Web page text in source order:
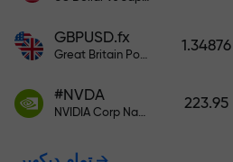
GBPUSD.fx
Great Britain Pound vs US Dollar
1.34876
#NVDA
NVIDIA Corp Nasdaq Stock Exchange (Nasdaq) USD
223.95